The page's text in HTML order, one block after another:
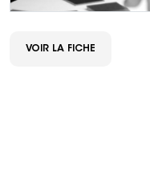
VOIR LA FICHE